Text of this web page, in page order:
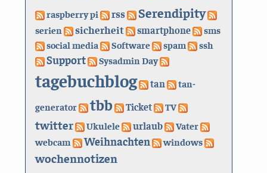
raspberry pi rss Serendipity
serien sicherheit smartphone
sms
social media
Software spam ssh
Support Sysadmin Day
tagebuchblog tan
tan-
generator
tbb Ticket TV
twitter Ukulele urlaub
Vater
webcam
Weihnachten windows
wochennotizen